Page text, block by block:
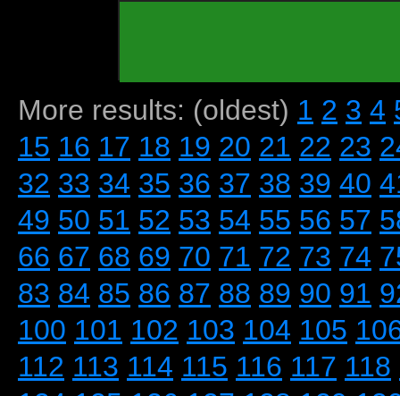
More results: (oldest) 1 2 3 4
15 16 17 18 19 20 21 22 23
32 33 34 35 36 37 38 39 40
49 50 51 52 53 54 55 56 57
66 67 68 69 70 71 72 73 74
83 84 85 86 87 88 89 90 91
100 101 102 103 104 105
112 113 114 115 116 117 118